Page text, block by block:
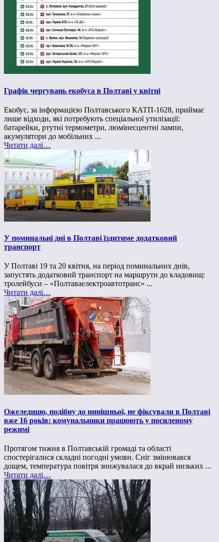
Графік чергувань екобуса в Полтаві у квітні
Екобус, за інформацією Полтавського КАТП-1628, приймає
лише відходи, які потребують спеціальної утилізації:
батарейки, ртутні термометри, люмінесцентні лампи,
акумулятори до мобільних ...
Читати далі…
У поминальні дні в Полтаві їздитиме додатковий
транспорт
У Полтаві 19 та 20 квітня, на період поминальних днів,
запустять додатковий транспорт на маршрути до кладовищ:
тролейбуси – «Полтаваелектроавтотранс» ...
Читати далі…
Ожеледицю, подібну до нинішньої, не фіксували в Полтаві
вже 16 років: комунальники працюють у посиленому
режимі
Протягом тижня в Полтавській громаді та області
спостерігалися складні погодні умови. Сніг змінювався
дощем, температура повітря знижувалася до вкрай низьких ...
Читати далі…